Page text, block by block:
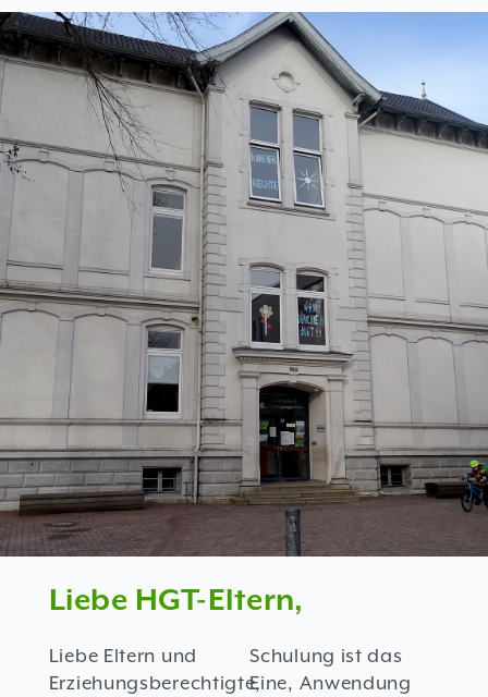
Liebe HGT-Eltern,
Liebe Eltern und
Erziehungsberechtigte,
Schulung ist das
Eine, Anwendung